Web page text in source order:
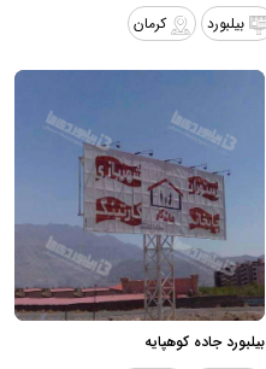
بیلبورد
کرمان
بیلبورد جاده کوهپایه